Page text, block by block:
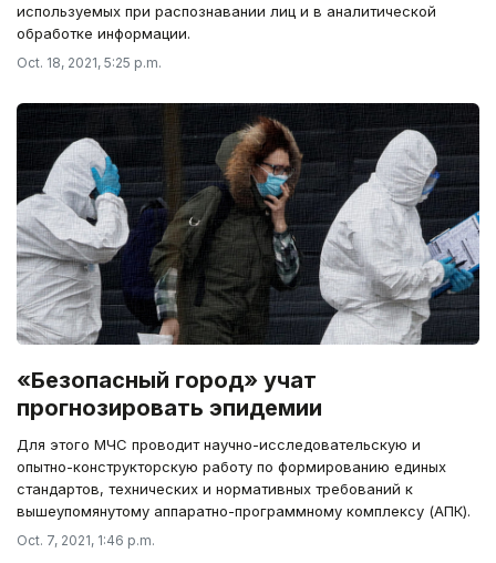
используемых при распознавании лиц и в аналитической
обработке информации.
Oct. 18, 2021, 5:25 p.m.
«Безопасный город» учат
прогнозировать эпидемии
Для этого МЧС проводит научно-исследовательскую и
опытно-конструкторскую работу по формированию единых
стандартов, технических и нормативных требований к
вышеупомянутому аппаратно-программному комплексу (АПК).
Oct. 7, 2021, 1:46 p.m.